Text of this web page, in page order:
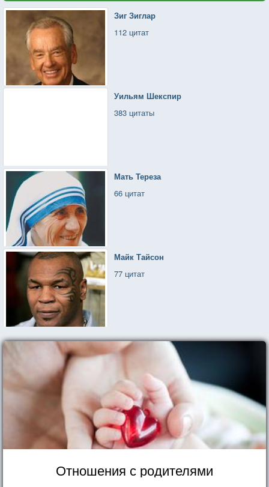
Зиг Зиглар
112 цитат
Уильям Шекспир
383 цитаты
Мать Тереза
66 цитат
Майк Тайсон
77 цитат
Отношения с родителями